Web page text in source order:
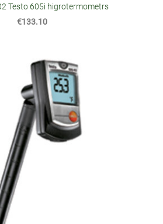
Testo 605i higrotermometrs
€133.10